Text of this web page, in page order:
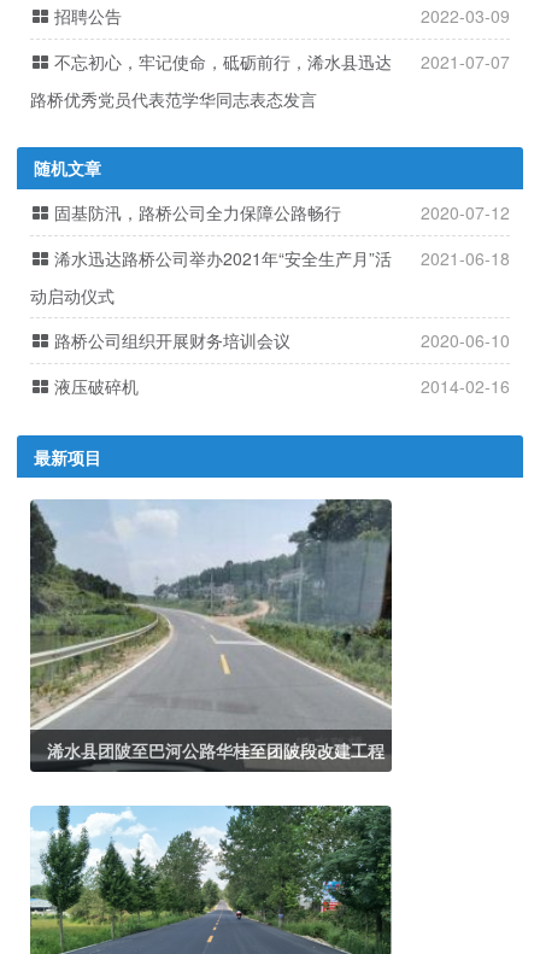
2022-03-09
招聘公告
2021-07-07
不忘初心，牢记使命，砥砺前行，浠水县迅达
路桥优秀党员代表范学华同志表态发言
随机文章
2020-07-12
固基防汛，路桥公司全力保障公路畅行
2021-06-18
浠水迅达路桥公司举办2021年“安全生产月”活
动启动仪式
2020-06-10
路桥公司组织开展财务培训会议
2014-02-16
液压破碎机
最新项目
浠水县团陂至巴河公路华桂至团陂段改建工程